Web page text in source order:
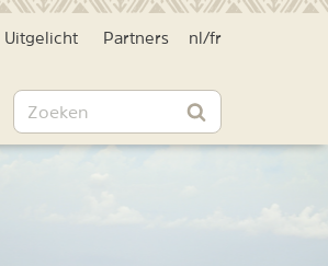
Uitgelicht Partners nl /fr
Zoeken
Zoeken